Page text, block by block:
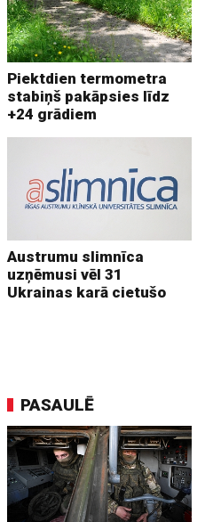
Piektdien termometra
stabiņš pakāpsies līdz
+24 grādiem
Austrumu slimnīca
uzņēmusi vēl 31
Ukrainas karā cietušo
PASAULĒ